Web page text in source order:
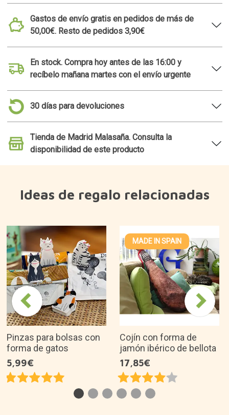
Gastos de envío gratis en pedidos de más de
50,00€. Resto de pedidos 3,90€
En stock. Compra hoy antes de las 16:00 y
recíbelo mañana martes con el envío urgente
30 días para devoluciones
Tienda de Madrid Malasaña. Consulta la
disponibilidad de este producto
Ideas de regalo relacionadas
Pinzas para bolsas con
forma de gatos
5,99€
MADE IN SPAIN
Cojín con forma de
jamón ibérico de bellota
17,85€